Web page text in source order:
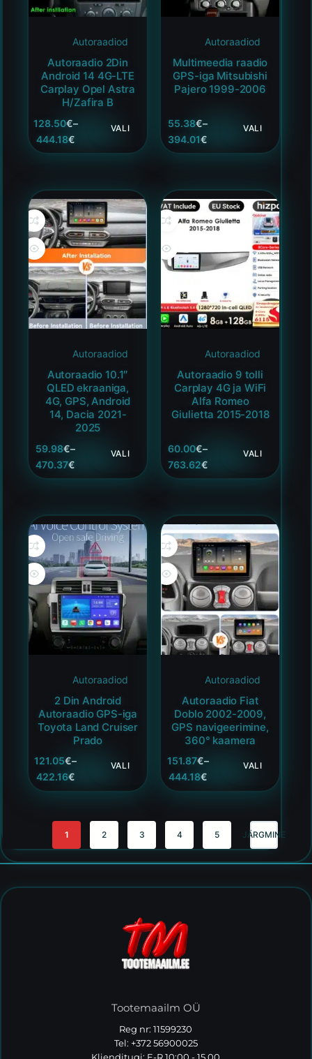
Autoraadiod
Autoraadio 2Din
Android 14 4G-LTE
Carplay Opel Astra
H/Zafira B
128.50€–
444.18€
VALI
Autoraadiod
Multimeedia raadio
GPS-iga Mitsubishi
Pajero 1999-2006
55.38€–
394.01€
VALI
Autoraadiod
Autoraadio 10.1″
QLED ekraaniga,
4G, GPS, Android
14, Dacia 2021-
2025
59.98€–
470.37€
VALI
Autoraadiod
Autoraadio 9 tolli
Carplay 4G ja WiFi
Alfa Romeo
Giulietta 2015-2018
60.00€–
763.62€
VALI
Autoraadiod
2 Din Android
Autoraadio GPS-iga
Toyota Land Cruiser
Prado
121.05€–
422.16€
VALI
Autoraadiod
Autoraadio Fiat
Doblo 2002-2009,
GPS navigeerimine,
360° kaamera
151.87€–
444.18€
VALI
1 2 3 4 5 JÄRGMINE
Tootemaailm OÜ
Reg nr: 11599230
Tel: +372 56900025
Klienditugi: E-R 10:00 - 15.00